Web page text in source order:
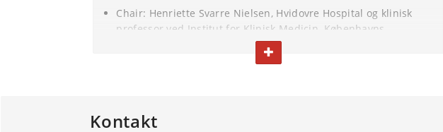
Chair: Henriette Svarre Nielsen, Hvidovre Hospital og klinisk
professor ved Institut for Klinisk Medicin, Københavns
Vice Chair: Majken Karoline Jensen, professor ved Institut for
FOLD TEKST IND ELLER UD
Kontakt